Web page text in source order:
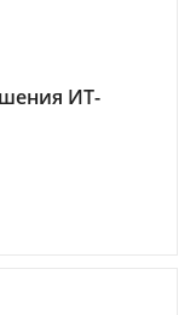
ИТ-